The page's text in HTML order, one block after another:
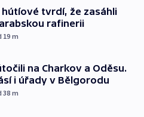
hútíové tvrdí, že zasáhli
rafinerii
19 m
na Charkov a Oděsu.
i úřady v Bělgorodu
38 m